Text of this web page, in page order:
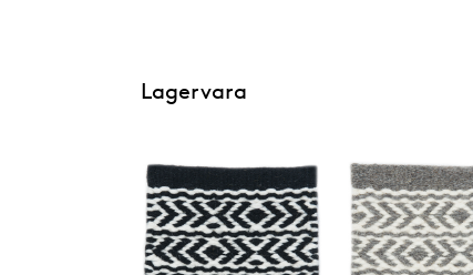
Lagervara